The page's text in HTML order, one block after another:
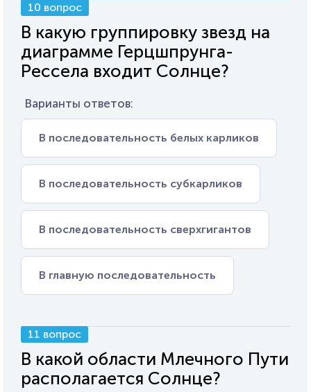
10 вопрос
В какую группировку звезд на
диаграмме Герцшпрунга-
Рессела входит Солнце?
Варианты ответов:
В последовательность белых карликов
В последовательность субкарликов
В последовательность сверхгигантов
В главную последовательность
11 вопрос
В какой области Млечного Пути
располагается Солнце?